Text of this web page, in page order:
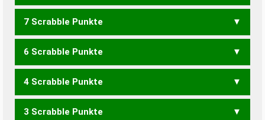
APERT PAARE PAART
TAPRE
7 Scrabble Punkte
APER APRE PAAR PARA
6 Scrabble Punkte
PER RAP REP
4 Scrabble Punkte
AARE RATE TARA
3 Scrabble Punkte